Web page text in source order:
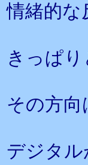
情緒的な
きっぱ
その方
デジタ